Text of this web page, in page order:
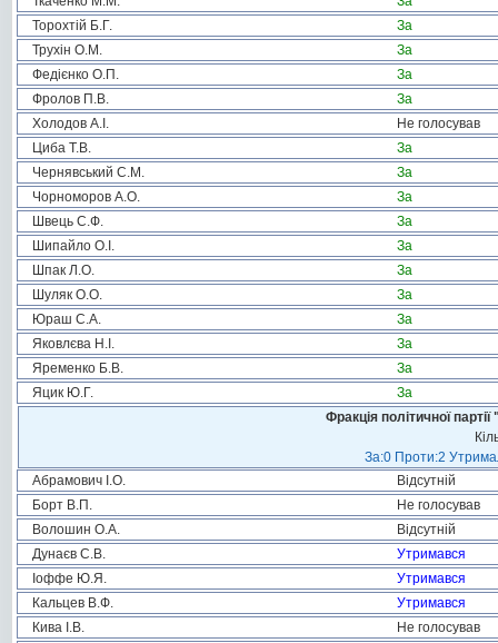
Торохтій Б.Г.
За
Трухін О.М.
За
Федієнко О.П.
За
Фролов П.В.
За
Холодов А.І.
Не голосував
Циба Т.В.
За
Чернявський С.М.
За
Чорноморов А.О.
За
Швець С.Ф.
За
Шипайло О.І.
За
Шпак Л.О.
За
Шуляк О.О.
За
Юраш С.А.
За
Яковлєва Н.І.
За
Яременко Б.В.
За
Яцик Ю.Г.
За
Фракція політичної
За:0 Проти:2
Абрамович І.О.
Відсутній
Борт В.П.
Не голосував
Волошин О.А.
Відсутній
Дунаєв С.В.
Утримався
Іоффе Ю.Я.
Утримався
Кальцев В.Ф.
Утримався
Кива І.В.
Не голосував